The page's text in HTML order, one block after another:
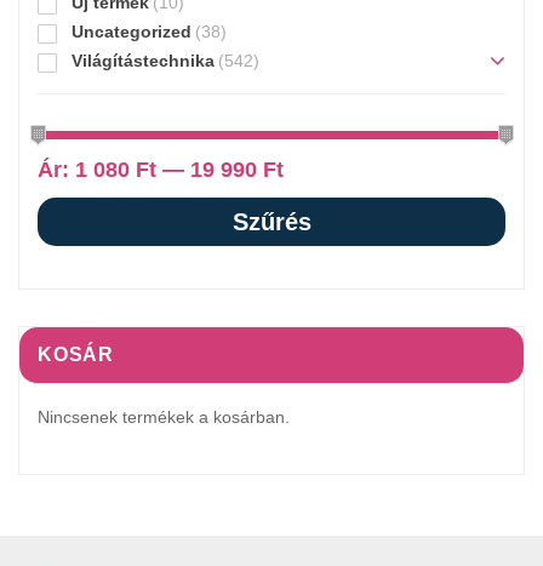
Uncategorized (38)
Világítástechnika (542)
Szűrés
Ár: 1 080 Ft — 19 990 Ft
KOSÁR
Nincsenek termékek a kosárban.